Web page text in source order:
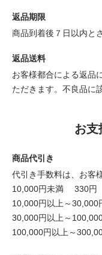
返品期限
商品到着後７日以内と
返品送料
お客様都合による返品
ただきます。不良品に
お支
商品代引き
代引き手数料は、お客
10,000円未満 330円
10,000円以上～30,000
30,000円以上～
100,000円以上～